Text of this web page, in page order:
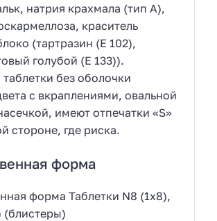
натрия крахмала (тип А),
краситель
(тартразин (Е 102),
голубой (Е 133)).
без оболочки
с вкраплениями, овальной
имеют отпечатки «S»
стороне, где риска.
форма
форма Таблетки N8 (1х8),
(блистеры)